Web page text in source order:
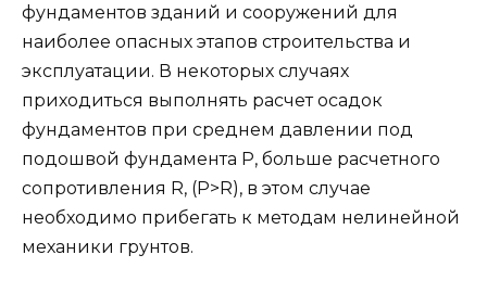
фундаментов зданий и сооружений для
наиболее опасных этапов строительства и
эксплуатации. В некоторых случаях
приходиться выполнять расчет осадок
фундаментов при среднем давлении под
подошвой фундамента P, больше расчетного
сопротивления R, (P>R), в этом случае
необходимо прибегать к методам нелинейной
механики грунтов.